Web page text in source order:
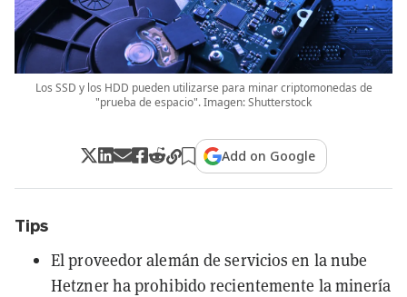
Los SSD y los HDD pueden utilizarse para minar criptomonedas de
"prueba de espacio". Imagen: Shutterstock
Add on Google
Tips
El proveedor alemán de servicios en la nube
Hetzner ha prohibido recientemente la minería